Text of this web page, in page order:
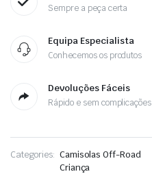
Sempre a peça certa
Equipa Especialista
Conhecemos os produtos
Devoluções Fáceis
Rápido e sem complicações
Categories: Camisolas Off-Road
Criança